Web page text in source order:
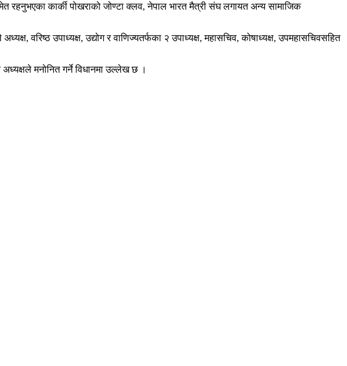
रहनुभएका कार्की पोखराको जोण्टा क्लव, नेपाल भारत मैत्री संघ लगायत अन्य सामाजिक
वरिष्ठ उपाध्यक्ष, उद्योग र वाणिज्यतर्फका २ उपाध्यक्ष, महासचिव, कोषाध्यक्ष, उपमहासचिवसहित
मनोनित गर्ने विधानमा उल्लेख छ ।